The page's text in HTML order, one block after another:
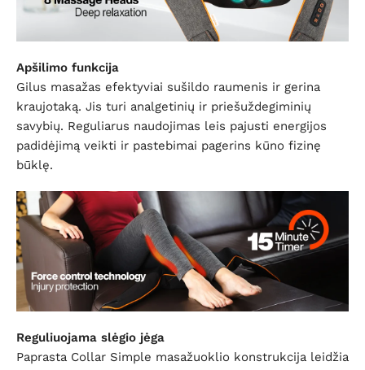
Apšilimo funkcija
Gilus masažas efektyviai sušildo raumenis ir gerina
kraujotaką. Jis turi analgetinių ir priešuždegiminių
savybių. Reguliarus naudojimas leis pajusti energijos
padidėjimą veikti ir pastebimai pagerins kūno fizinę
būklę.
Reguliuojama slėgio jėga
Paprasta Collar Simple masažuoklio konstrukcija leidžia